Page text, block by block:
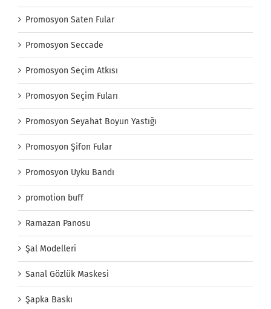
Promosyon Saten Fular
Promosyon Seccade
Promosyon Seçim Atkısı
Promosyon Seçim Fuları
Promosyon Seyahat Boyun Yastığı
Promosyon Şifon Fular
Promosyon Uyku Bandı
promotion buff
Ramazan Panosu
Şal Modelleri
Sanal Gözlük Maskesi
Şapka Baskı